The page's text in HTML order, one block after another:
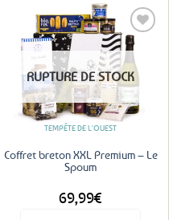
Ajouter
aux
favoris
RUPTURE DE STOCK
TEMPÊTE DE L'OUEST
Coffret breton XXL Premium – Le
Spoum
69,99€